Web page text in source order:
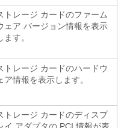
トレージ カードのファーム
ェア バージョン情報を表示
ます。
トレージ カードのハードウ
ア情報を表示します。
トレージ カードのディスプ